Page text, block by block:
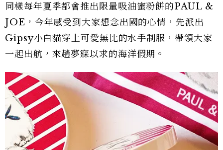
同樣每年夏季都會推出限量吸油蜜粉餅的PAUL &
JOE，今年感受到大家想念出國的心情，先派出
Gipsy小白貓穿上可愛無比的水手制服，帶領大家
一起出航，來趟夢寐以求的海洋假期。